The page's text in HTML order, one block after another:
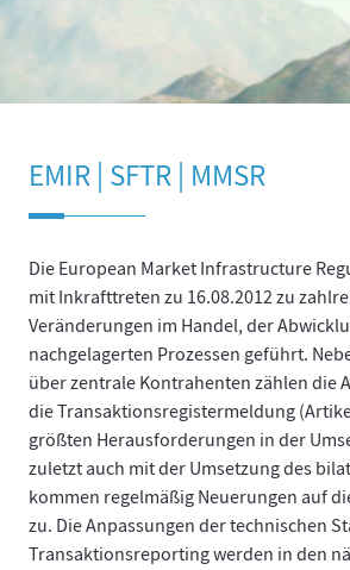
EMIR | SFTR | MMSR
Die European Market Infrastructure
mit Inkrafttreten zu 16.08.2012 zu
Veränderungen im Handel, der
nachgelagerten Prozessen geführt.
über zentrale Kontrahenten zählen die
die Transaktionsregistermeldung
größten Herausforderungen in der
zuletzt auch mit der Umsetzung des
kommen regelmäßig Neuerungen auf
zu. Die Anpassungen der technischen
Transaktionsreporting werden in den